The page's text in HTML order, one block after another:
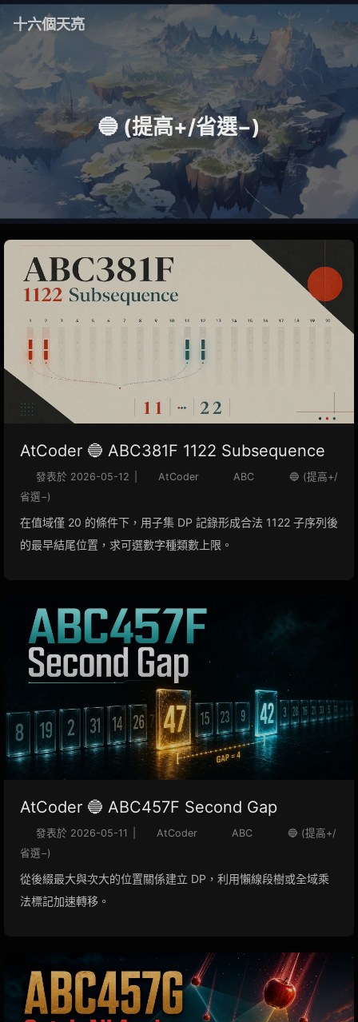
十六個天亮
🔵 (提高+/省選−)
AtCoder 🔵 ABC381F 1122 Subsequence
發表於 2026-05-12 AtCoder ABC
🔵 (提高+/
省選−)
在值域僅 20 的條件下，用子集 DP 記錄形成合法 1122 子序列後
的最早結尾位置，求可選數字種類數上限。
AtCoder 🔵 ABC457F Second Gap
發表於 2026-05-11 AtCoder ABC
🔵 (提高+/
省選−)
從後綴最大與次大的位置關係建立 DP，利用懶線段樹或全域乘
法標記加速轉移。